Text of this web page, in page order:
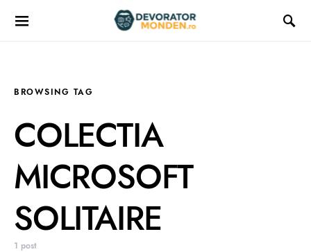
BROWSING TAG
COLECTIA
MICROSOFT
SOLITAIRE
1 post